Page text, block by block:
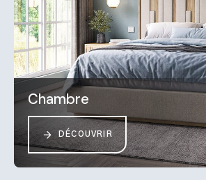
Chambre
DÉCOUVRIR